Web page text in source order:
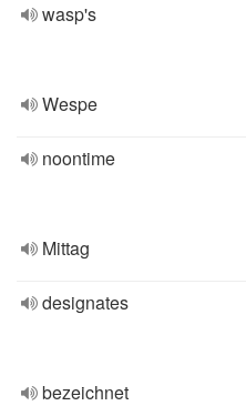
wasp's
Wespe
noontime
Mittag
designates
bezeichnet